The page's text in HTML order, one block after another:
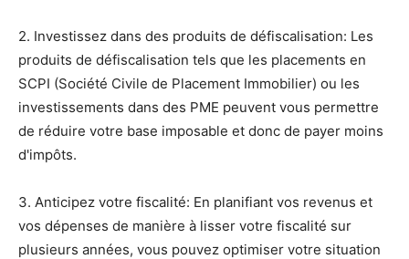
2. Investissez dans des produits de défiscalisation: Les
produits de défiscalisation tels que les placements en
SCPI (Société Civile de Placement Immobilier) ou les
investissements dans des PME peuvent vous permettre
de réduire votre base imposable et donc de payer moins
d'impôts.
3. Anticipez votre fiscalité: En planifiant vos revenus et
vos dépenses de manière à lisser votre fiscalité sur
plusieurs années, vous pouvez optimiser votre situation